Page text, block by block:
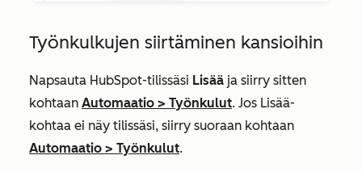
Työnkulkujen siirtäminen kansioihin
Napsauta HubSpot-tilissäsi Lisää ja siirry sitten
kohtaan Automaatio > Työnkulut. Jos Lisää-
kohtaa ei näy tilissäsi, siirry suoraan kohtaan
Automaatio > Työnkulut.